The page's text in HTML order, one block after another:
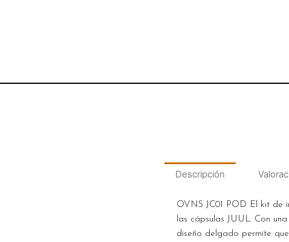
Descripción
OVNS JC01 POD El kit de
las cápsulas JUUL. Con
diseño delgado permite